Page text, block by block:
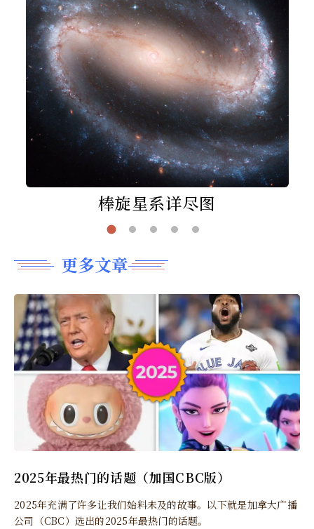
棒旋星系详尽图
更多文章
2025年最热门的话题（加国CBC版）
2025年充满了许多让我们始料未及的故事。以下就是加拿大广播
公司（CBC）选出的2025年最热门的话题。